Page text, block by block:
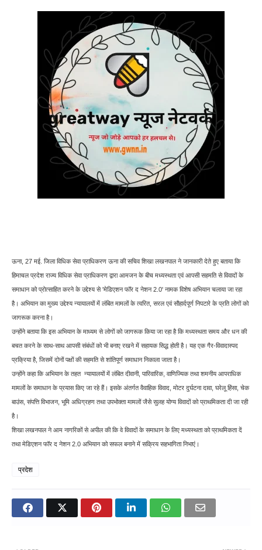
ऊना, 27 मई. जिला विधिक सेवा प्राधिकरण ऊना की सचिव शिखा लखनपाल ने जानकारी देते हुए बताया कि
हिमाचल प्रदेश राज्य विधिक सेवा प्राधिकरण द्वारा आमजन के बीच मध्यस्थता एवं आपसी सहमति से विवादों के
समाधान को प्रोत्साहित करने के उद्देश्य से 'मेडिएशन फॉर द नेशन 2.0' नामक विशेष अभियान चलाया जा रहा
है। अभियान का मुख्य उद्देश्य न्यायालयों में लंबित मामलों के त्वरित, सरल एवं सौहार्दपूर्ण निपटारे के प्रति लोगों को
जागरूक करना है।
उन्होंने बताया कि इस अभियान के माध्यम से लोगों को जागरूक किया जा रहा है कि मध्यस्थता समय और धन की
बचत करने के साथ-साथ आपसी संबंधों को भी बनाए रखने में सहायक सिद्ध होती है। यह एक गैर-विवादास्पद
प्रक्रिया है, जिसमें दोनों पक्षों की सहमति से शांतिपूर्ण समाधान निकाला जाता है।
उन्होंने कहा कि अभियान के तहत न्यायालयों में लंबित दीवानी, पारिवारिक, वाणिज्यिक तथा शमनीय आपराधिक
मामलों के समाधान के प्रयास किए जा रहे हैं। इसके अंतर्गत वैवाहिक विवाद, मोटर दुर्घटना दावा, घरेलू हिंसा, चेक
बाउंस, संपत्ति विभाजन, भूमि अधिग्रहण तथा उपभोक्ता मामलों जैसे सुलह योग्य विवादों को प्राथमिकता दी जा रही
है।
शिखा लखनपाल ने आम नागरिकों से अपील की कि वे विवादों के समाधान के लिए मध्यस्थता को प्राथमिकता दें
तथा मेडिएशन फॉर द नेशन 2.0 अभियान को सफल बनाने में सक्रिय सहभागिता निभाएं।
प्रदेश